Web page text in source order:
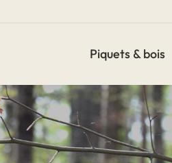
Piquets & bois